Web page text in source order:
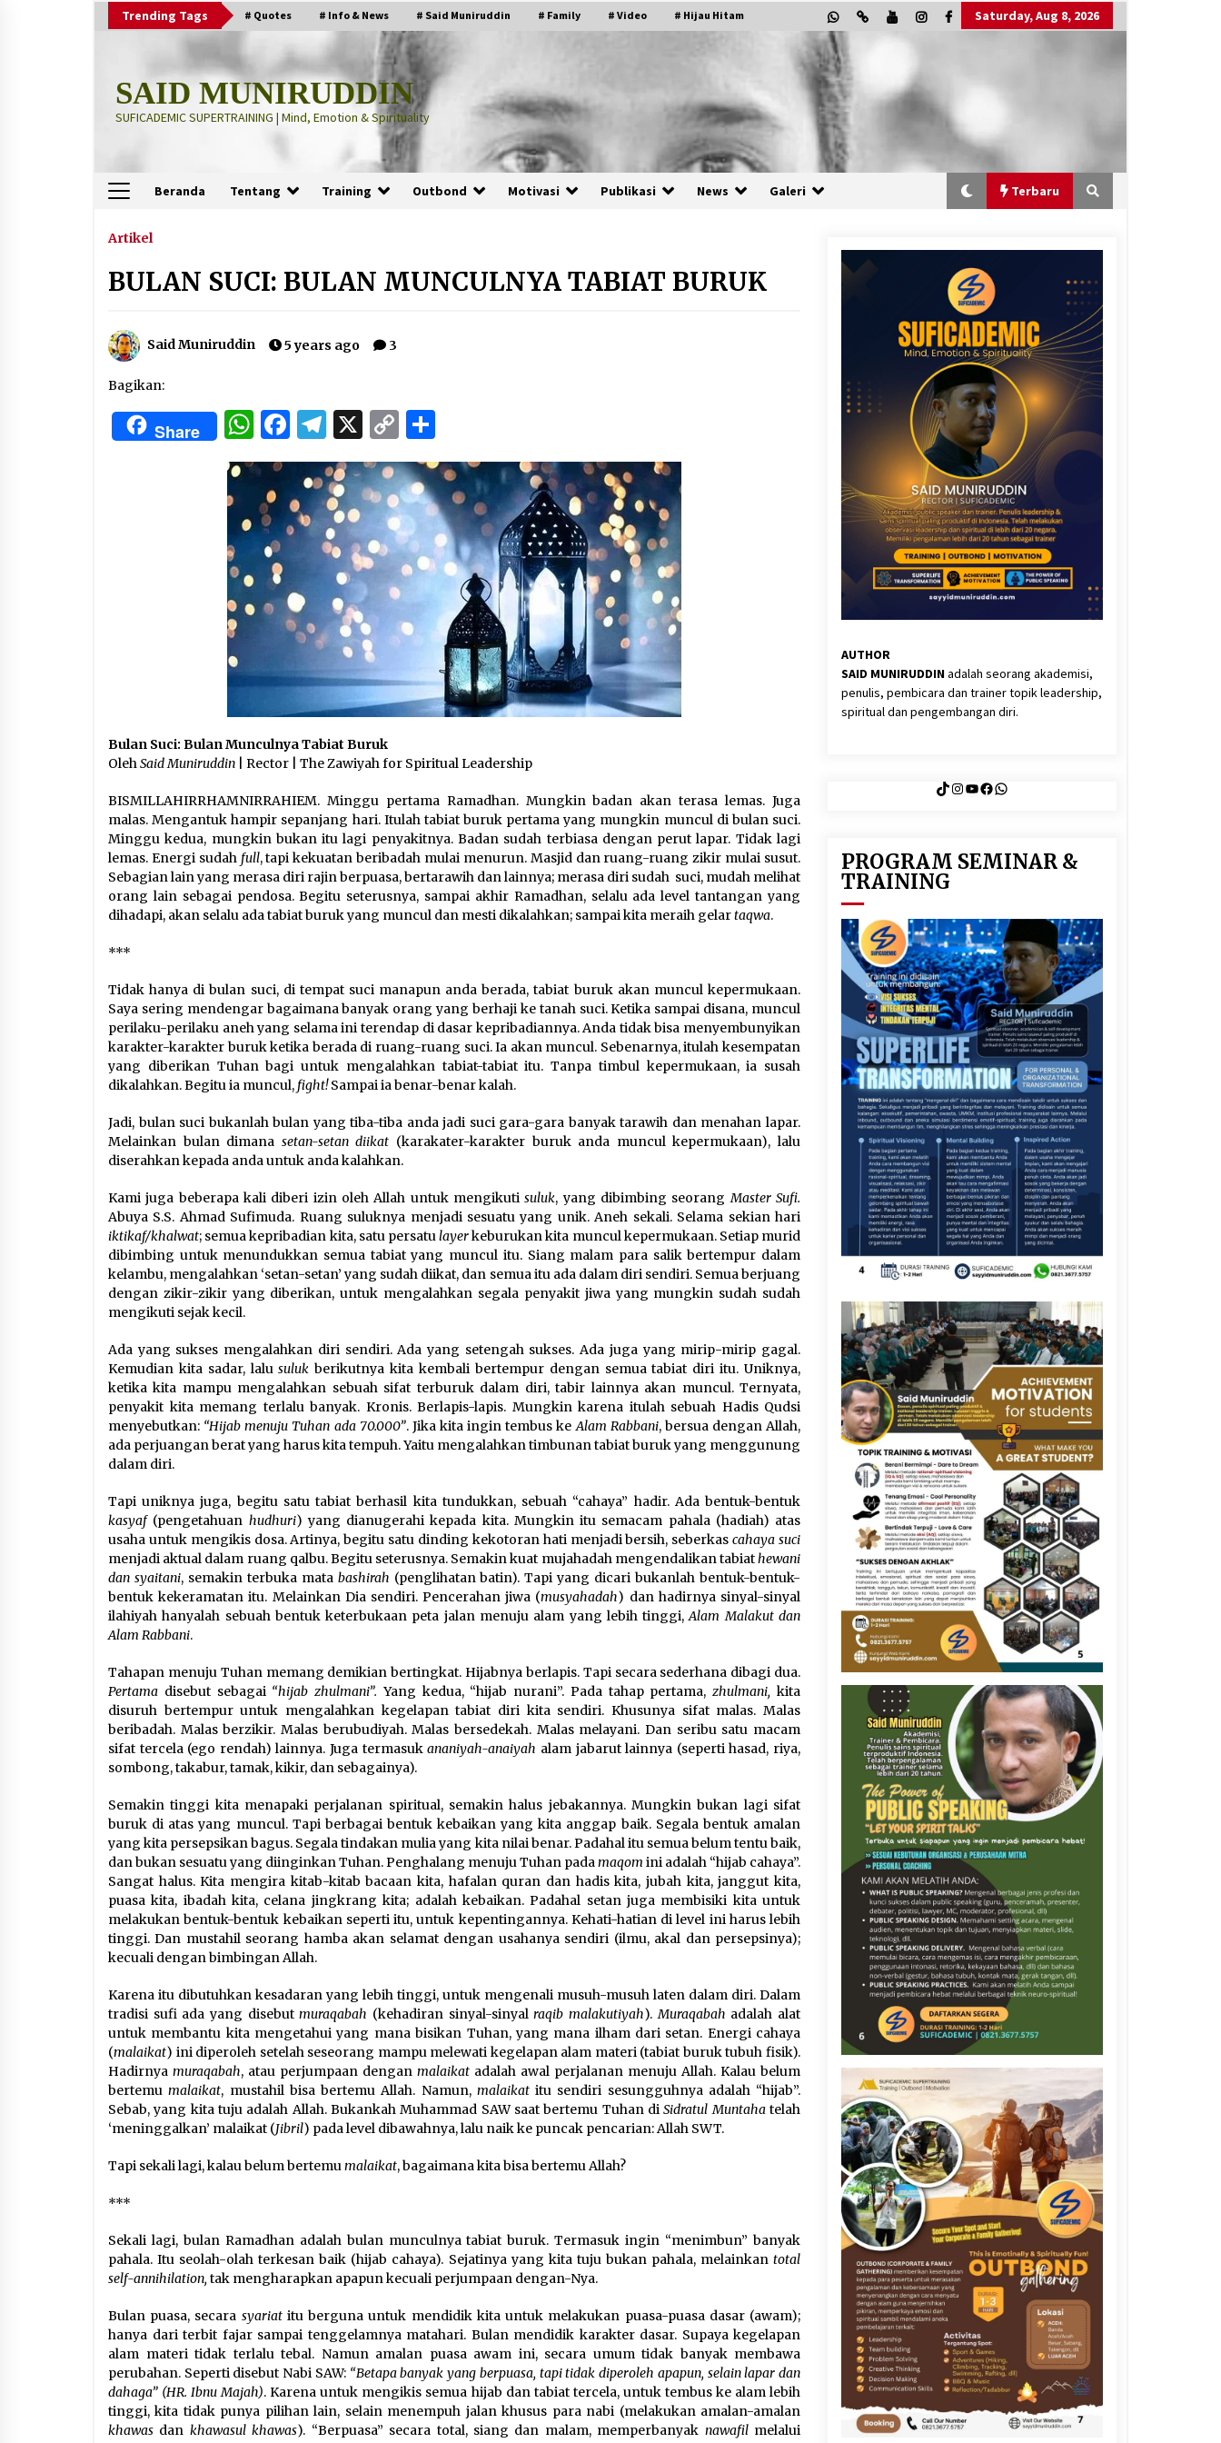
Trending Tags # Quotes # Info & News # Said Muniruddin # Family # Video # Hijau Hitam Saturday, Aug 8, 2026
SAID MUNIRUDDIN
SUFICADEMIC SUPERTRAINING | Mind, Emotion & Spirituality
Beranda Tentang Training Outbond Motivasi Publikasi News Galeri Terbaru
Terbaru
“Thuma’ninah”: Cara Agama
PRABOWO!
“One Piece”, Cara Barat Mengejar
2 months ago
3 months ago
“Allahukrasi”: The Power of
Management!
3 months ago
Menjadi Manusia Visioner dan
3 months ago
3 months ago
Said Muniruddin Latih Mental dan
Spiritual 80 Siswa YPHC
3 months ago
Said Muniruddin Beri Pelatihan dan
Motivasi untuk 179 Guru Diniyah
Disdikbud Kota Banda Aceh
4 months ago
SELVi: Sebuah Model Motivasi
dalam Kepemimpinan Bisnis
4 months ago
Eksistensi Iran dalam Tiga Ayat:
Memahami Aliansi Yahudi dan
Kristen dalam Dinamika Nubuwwat
4 months ago
Artikel
BULAN SUCI: BULAN MUNCULNYA TABIAT BURUK
Said Muniruddin 5 years ago 3
Bagikan:
Share WhatsApp
Facebook
Telegram
X Copy
Link
Bulan Suci: Bulan Munculnya Tabiat Buruk
Oleh Said Muniruddin | Rector | The Zawiyah for Spiritual Leadership
BISMILLAHIRRHAMNIRRAHIEM. Minggu pertama Ramadhan. Mungkin badan akan terasa lemas. Juga
malas. Mengantuk hampir sepanjang hari. Itulah tabiat buruk pertama yang mungkin muncul di bulan suci.
Minggu kedua, mungkin bukan itu lagi penyakitnya. Badan sudah terbiasa dengan perut lapar. Tidak lagi
lemas. Energi sudah full, tapi kekuatan beribadah mulai menurun. Masjid dan ruang-ruang zikir mulai susut.
Sebagian lain yang merasa diri rajin berpuasa, bertarawih dan lainnya; merasa diri sudah suci, mudah melihat
orang lain sebagai pendosa. Begitu seterusnya, sampai akhir Ramadhan, selalu ada level tantangan yang
dihadapi, akan selalu ada tabiat buruk yang muncul dan mesti dikalahkan; sampai kita meraih gelartaqwa.
***
Tidak hanya di bulan suci, di tempat suci manapun anda berada, tabiat buruk akan muncul kepermukaan.
Saya sering mendengar bagaimana banyak orang yang berhaji ke tanah suci. Ketika sampai disana, muncul
perilaku-perilaku aneh yang selama ini terendap di dasar kepribadiannya. Anda tidak bisa menyembunyikan
karakter-karakter buruk ketika berada di ruang-ruang suci. Ia akan muncul. Sebenarnya, itulah kesempatan
yang diberikan Tuhan bagi untuk mengalahkan tabiat-tabiat itu. Tanpa timbul kepermukaan, ia susah
dikalahkan. Begitu ia muncul, fight!Sampai ia benar-benar kalah.
Jadi, bulan suci bukanlah bulan yang tiba-tiba anda jadi suci gara-gara banyak tarawih dan menahan lapar.
Melainkan bulan dimana setan-setan diikat (karakater-karakter buruk anda muncul kepermukaan), lalu
diserahkan kepada anda untuk anda kalahkan.
Kami juga beberapa kali diberi izin oleh Allah untuk mengikutisuluk, yang dibimbing seorang Master Sufi.
Abuya S.S. Ahmad Sufimuda. Ruang suluknya menjadi sesuatu yang unik. Aneh sekali. Selama sekian hari
iktikaf/khalwat; semua kepribadian kita, satu persatu layerkeburukan kita muncul kepermukaan. Setiap murid
dibimbing untuk menundukkan semua tabiat yang muncul itu. Siang malam para salik bertempur dalam
kelambu, mengalahkan ‘setan-setan’ yang sudah diikat, dan semua itu ada dalam diri sendiri. Semua berjuang
dengan zikir-zikir yang diberikan, untuk mengalahkan segala penyakit jiwa yang mungkin sudah sudah
mengikuti sejak kecil.
Ada yang sukses mengalahkan diri sendiri. Ada yang setengah sukses. Ada juga yang mirip-mirip gagal.
Kemudian kita sadar, lalusuluk berikutnya kita kembali bertempur dengan semua tabiat diri itu. Uniknya,
ketika kita mampu mengalahkan sebuah sifat terburuk dalam diri, tabir lainnya akan muncul. Ternyata,
penyakit kita memang terlalu banyak. Kronis. Berlapis-lapis. Mungkin karena itulah sebuah Hadis Qudsi
menyebutkan: “Hijab menuju Tuhan ada 70.000”. Jika kita ingin tembus ke Alam Rabbani, bersua dengan Allah,
ada perjuangan berat yang harus kita tempuh. Yaitu mengalahkan timbunan tabiat buruk yang menggunung
dalam diri.
Tapi uniknya juga, begitu satu tabiat berhasil kita tundukkan, sebuah “cahaya” hadir. Ada bentuk-bentuk
kasyaf(pengetahuan hudhuri) yang dianugerahi kepada kita. Mungkin itu semacam pahala (hadiah) atas
usaha untuk mengikis dosa. Artinya, begitu satu dinding kekotoran hati menjadi bersih, seberkascahaya suci
menjadi aktual dalam ruang qalbu. Begitu seterusnya. Semakin kuat mujahadah mengendalikan tabiathewani
dan syaitani, semakin terbuka mata bashirah (penglihatan batin). Tapi yang dicari bukanlah bentuk-bentuk-
bentuk kekeramatan itu. Melainkan Dia sendiri. Pencerahan jiwa (musyahadah) dan hadirnya sinyal-sinyal
ilahiyah hanyalah sebuah bentuk keterbukaan peta jalan menuju alam yang lebih tinggi,Alam Malakut dan
Alam Rabbani.
Tahapan menuju Tuhan memang demikian bertingkat. Hijabnya berlapis. Tapi secara sederhana dibagi dua.
Pertama disebut sebagai “hijab zhulmani”. Yang kedua, “hijab nurani”. Pada tahap pertama,zhulmani, kita
disuruh bertempur untuk mengalahkan kegelapan tabiat diri kita sendiri. Khusunya sifat malas. Malas
beribadah. Malas berzikir. Malas berubudiyah. Malas bersedekah. Malas melayani. Dan seribu satu macam
sifat tercela (ego rendah) lainnya. Juga termasukananiyah-anaiyah alam jabarut lainnya (seperti hasad, riya,
sombong, takabur, tamak, kikir, dan sebagainya).
Semakin tinggi kita menapaki perjalanan spiritual, semakin halus jebakannya. Mungkin bukan lagi sifat
buruk di atas yang muncul. Tapi berbagai bentuk kebaikan yang kita anggap baik. Segala bentuk amalan
yang kita persepsikan bagus. Segala tindakan mulia yang kita nilai benar. Padahal itu semua belum tentu baik,
dan bukan sesuatu yang diinginkan Tuhan. Penghalang menuju Tuhan pada maqom ini adalah “hijab cahaya”.
Sangat halus. Kita mengira kitab-kitab bacaan kita, hafalan quran dan hadis kita, jubah kita, janggut kita,
puasa kita, ibadah kita, celana jingkrang kita; adalah kebaikan. Padahal setan juga membisiki kita untuk
melakukan bentuk-bentuk kebaikan seperti itu, untuk kepentingannya. Kehati-hatian di level ini harus lebih
tinggi. Dan mustahil seorang hamba akan selamat dengan usahanya sendiri (ilmu, akal dan persepsinya);
kecuali dengan bimbingan Allah.
Karena itu dibutuhkan kesadaran yang lebih tinggi, untuk mengenali musuh-musuh laten dalam diri. Dalam
tradisi sufi ada yang disebutmuraqabah (kehadiran sinyal-sinyal raqib malakutiyah). Muraqabah adalah alat
untuk membantu kita mengetahui yang mana bisikan Tuhan, yang mana ilham dari setan. Energi cahaya
(malaikat) ini diperoleh setelah seseorang mampu melewati kegelapan alam materi (tabiat buruk tubuh fisik).
Hadirnya muraqabah, atau perjumpaan dengan malaikat adalah awal perjalanan menuju Allah. Kalau belum
bertemumalaikat, mustahil bisa bertemu Allah. Namun, malaikatitu sendiri sesungguhnya adalah “hijab”.
Sebab, yang kita tuju adalah Allah. Bukankah Muhammad SAW saat bertemu Tuhan diSidratul Muntahatelah
‘meninggalkan’ malaikat (Jibril) pada level dibawahnya, lalu naik ke puncak pencarian: Allah SWT.
Tapi sekali lagi, kalau belum bertemu malaikat, bagaimana kita bisa bertemu Allah?
***
Sekali lagi, bulan Ramadhan adalah bulan munculnya tabiat buruk. Termasuk ingin “menimbun” banyak
pahala. Itu seolah-olah terkesan baik (hijab cahaya). Sejatinya yang kita tuju bukan pahala, melainkan total
self-annihilation, tak mengharapkan apapun kecuali perjumpaan dengan-Nya.
Bulan puasa, secara syariatitu berguna untuk mendidik kita untuk melakukan puasa-puasa dasar (awam);
hanya dari terbit fajar sampai tenggelamnya matahari. Bulan mendidik karakter dasar. Supaya kegelapan
alam materi tidak terlalu tebal. Namun amalan puasa awam ini, secara umum tidak banyak membawa
perubahan. Seperti disebut Nabi SAW: “Betapa banyak yang berpuasa, tapi tidak diperoleh apapun, selain lapar dan
dahaga” (HR. Ibnu Majah). Karena untuk mengikis semua hijab dan tabiat tercela, untuk tembus ke alam lebih
tinggi, kita tidak punya pilihan lain, selain menempuh jalan khusus para nabi (melakukan amalan-amalan
khawas dan khawasul khawas). “Berpuasa” secara total, siang dan malam, memperbanyak nawafilmelalui
AUTHOR
SAID MUNIRUDDINadalah seorang akademisi,
penulis, pembicara dan trainer topik leadership,
spiritual dan pengembangan diri.
TikTok
Instagram
YouTube
Facebook
WhatsApp
PROGRAM SEMINAR &
TRAINING